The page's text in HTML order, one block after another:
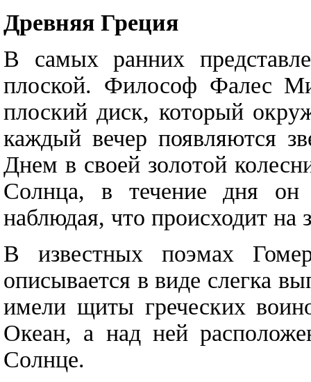
Древняя Греция
В самых ранних
плоской. Философ Фалес
плоский диск, который
каждый вечер появляются
Днем в своей золотой
Солнца, в течение дня он
наблюдая, что происходит на
В известных поэмах
описывается в виде слегка
имели щиты греческих
Океан, а над ней
Солнце.